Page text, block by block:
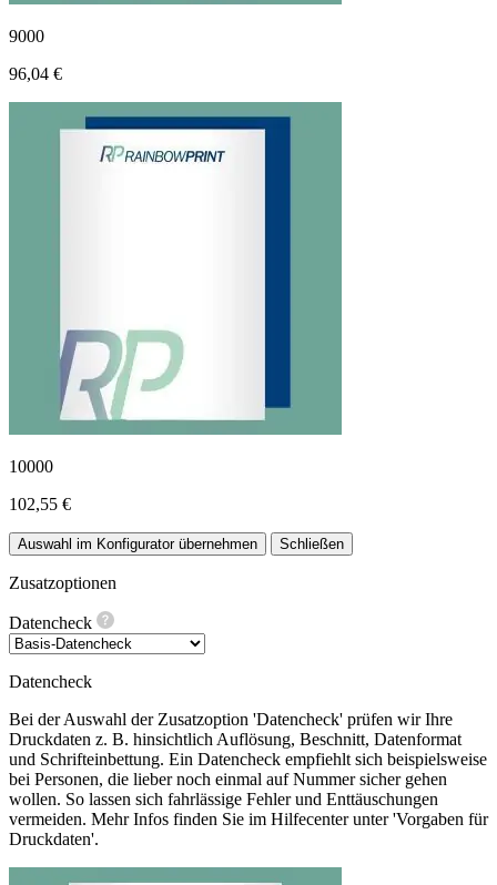
9000
96,04 €
10000
102,55 €
Auswahl im Konfigurator übernehmen Schließen
Zusatzoptionen
Datencheck
Datencheck
Bei der Auswahl der Zusatzoption 'Datencheck' prüfen wir Ihre
Druckdaten z. B. hinsichtlich Auflösung, Beschnitt, Datenformat
und Schrifteinbettung. Ein Datencheck empfiehlt sich beispielsweise
bei Personen, die lieber noch einmal auf Nummer sicher gehen
wollen. So lassen sich fahrlässige Fehler und Enttäuschungen
vermeiden. Mehr Infos finden Sie im Hilfecenter unter 'Vorgaben für
Druckdaten'.